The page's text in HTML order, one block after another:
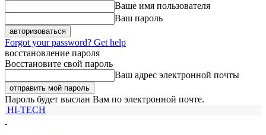
Ваше имя пользователя
Ваш пароль
Forgot your password? Get help
восстановление пароля
Восстановите свой пароль
Ваш адрес электронной почты
Пароль будет выслан Вам по электронной почте.
HI-TECH